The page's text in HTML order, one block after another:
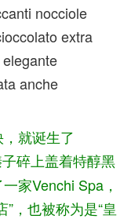
nocciole
extra
anche
就诞生了
碎上盖着特醇黑
家Venchi Spa，
，也被称为是“皇